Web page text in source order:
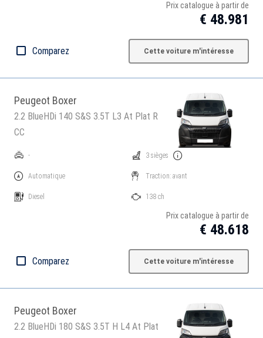
Prix catalogue à partir de
€ 48.981
Comparez Cette voiture m'intéresse
Peugeot Boxer
2.2 BlueHDi 140 S&S 3.5T L3 At Plat R
CC
-
Automatique
Diesel
3 sièges
Traction: avant
138 ch
Prix catalogue à partir de
€ 48.618
Comparez Cette voiture m'intéresse
Peugeot Boxer
2.2 BlueHDi 180 S&S 3.5T H L4 At Plat